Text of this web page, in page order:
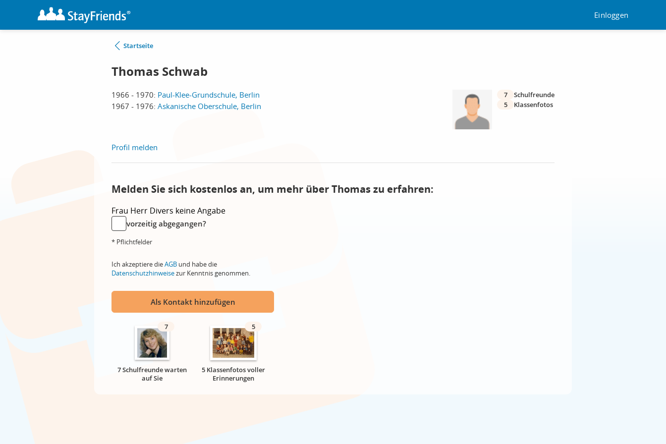
Einloggen
Startseite
Thomas Schwab
1966 - 1970: Paul-Klee-Grundschule, Berlin
1967 - 1976: Askanische Oberschule, Berlin
7
Schulfreunde
5
Klassenfotos
Profil melden
Melden Sie sich kostenlos an, um mehr über Thomas zu erfahren:
Frau Herr Divers keine Angabe
vorzeitig abgegangen?
* Pflichtfelder
Ich akzeptiere dieAGB und habe die
Datenschutzhinweisezur Kenntnis genommen.
Als Kontakt hinzufügen
7
7 Schulfreunde warten
auf Sie
5
5 Klassenfotos voller
Erinnerungen